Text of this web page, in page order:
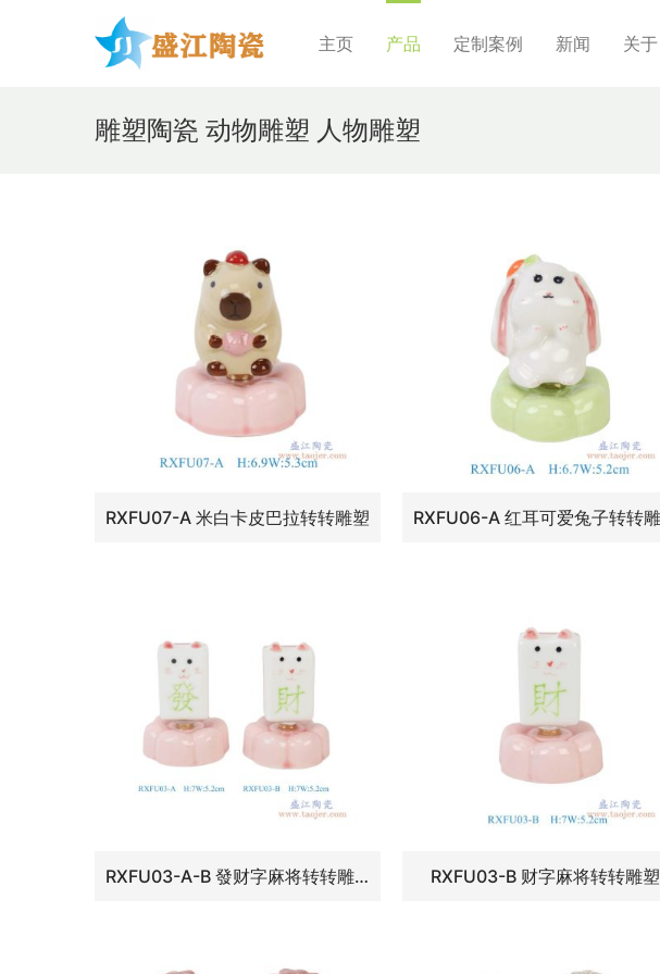
主页 产品 定制案例 新闻 关于
雕塑陶瓷 动物雕塑 人物雕塑
RXFU07-A 米白卡皮巴拉转转雕塑
RXFU03-A-B 發财字麻将转转雕塑组合图 RXFU03-B 财字麻将转转雕塑